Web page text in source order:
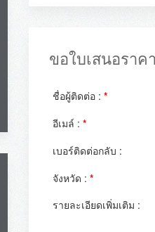
สามารถลดค่า
ใช้ไฟฟ้า 220 volt ,
ภายในระบบ เครื่
ไส้กรอง RO